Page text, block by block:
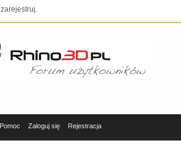
zarejestruj.
Pomoc Zaloguj się Rejestracja